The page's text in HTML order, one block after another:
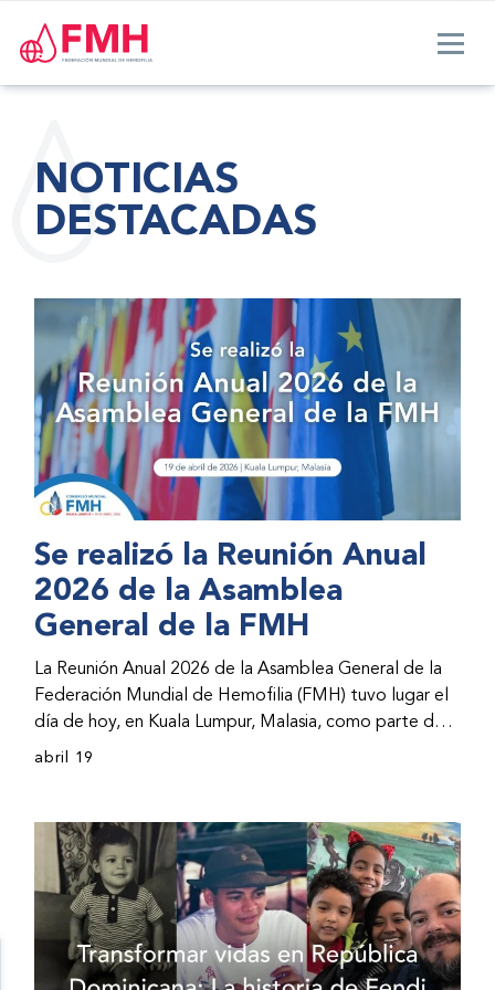
NOTICIAS
DESTACADAS
Se realizó la Reunión Anual
2026 de la Asamblea
General de la FMH
La Reunión Anual 2026 de la Asamblea General de la
Federación Mundial de Hemofilia (FMH) tuvo lugar el
día de hoy, en Kuala Lumpur, Malasia, como parte del
Congreso Mundial 2026 de la FMH. La reunión abarcó
avances por parte de la dirección de la FMH. Al
evento asistieron representantes de las organizaciones
nacionales miembros (ONM) de la FMH y otras partes
interesadas.
abril 19